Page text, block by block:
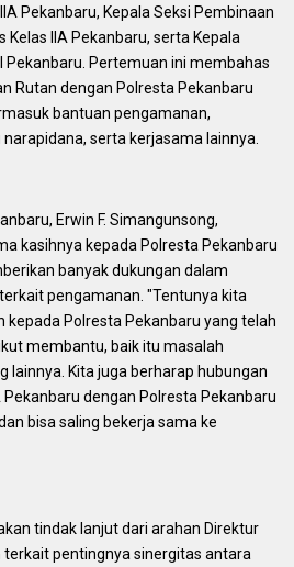
Pekanbaru, Kepala Seksi Pembinaan
Kelas IIA Pekanbaru, serta Kepala
Pekanbaru. Pertemuan ini membahas
Rutan dengan Polresta Pekanbaru
bantuan pengamanan,
serta kerjasama lainnya.
Erwin F. Simangunsong,
kasihnya kepada Polresta Pekanbaru
banyak dukungan dalam
pengamanan. "Tentunya kita
kepada Polresta Pekanbaru yang telah
membantu, baik itu masalah
lainnya. Kita juga berharap hubungan
Pekanbaru dengan Polresta Pekanbaru
bisa saling bekerja sama ke
tindak lanjut dari arahan Direktur
pentingnya sinergitas antara